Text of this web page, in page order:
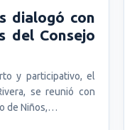
dialogó con
del Consejo
y participativo, el
se reunió con
de Niños,…